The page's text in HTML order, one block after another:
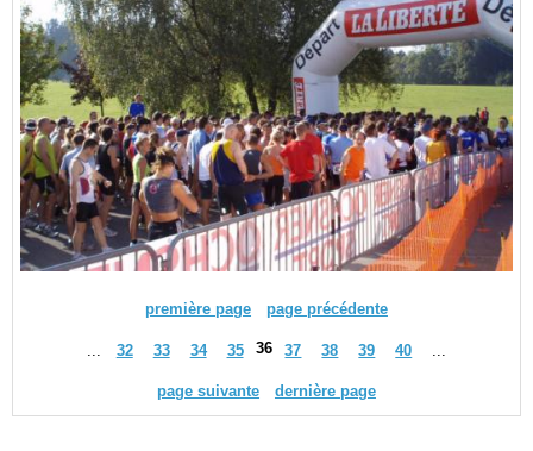
première page page précédente
32 33 34 35 36 37 38 39 40
page suivante dernière page